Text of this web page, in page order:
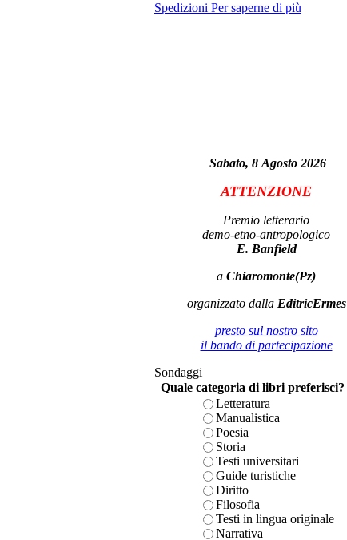
Spedizioni Per saperne di più
Sabato, 8 Agosto 2026
ATTENZIONE
Premio letterario
demo-etno-antropologico
E. Banfield
a Chiaromonte(Pz)
organizzato dalla EditricErmes
presto sul nostro sito
il bando di partecipazione
Sondaggi
Quale categoria di libri preferisci?
Letteratura
Manualistica
Poesia
Storia
Testi universitari
Guide turistiche
Diritto
Filosofia
Testi in lingua originale
Narrativa